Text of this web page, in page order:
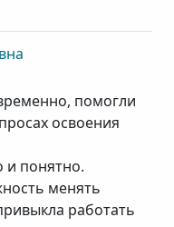
помогли
освоения
и понятно.
менять
работать